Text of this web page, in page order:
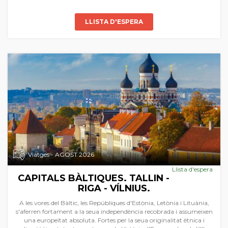
LLISTA D'ESPERA
Viatges - AGOST 2026
Llista d'espera
CAPITALS BÀLTIQUES. TALLIN -
RIGA - VÍLNIUS.
A les vores del Bàltic, les Repúbliques d'Estònia, Letònia i Lituània,
s'aferren fortament a la seua independència recobrada i assumeixen
una europeïtat absoluta. Fortes per la seua originalitat ètnica i